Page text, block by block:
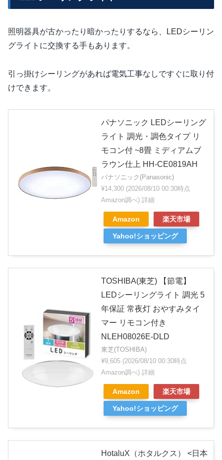
照明器具が古かったり暗かったりするなら、LEDシーリン
グライトに交換する手もあります。
引っ掛けシーリングがあれば電気工事なしですぐに取り付
けできます。
パナソニック LEDシーリング
ライト 調光・調色タイプ リ
モコン付 ~8畳 ミディアムブ
ラウン仕上 HH-CE0819AH
パナソニック(Panasonic)
¥14,300 (2026/08/10 00:30時点
Amazon調べ) 詳細
Amazon 楽天市場
Yahoo!ショッピング
TOSHIBA(東芝) 【節電】
LEDシーリングライト 調光 5
年保証 常夜灯 おやすみタイ
マー リモコン付き
NLEH08026E-DLD
東芝(TOSHIBA)
¥9,605 (2026/08/10 00:30時点
Amazon調べ) 詳細
Amazon 楽天市場
Yahoo!ショッピング
HotaluX（ホタルクス） <日本